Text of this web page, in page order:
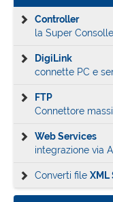
Controller
la Super Consolle
DigiLink
connette PC e
FTP
Connettore
Web Services
integrazione via
Converti file XML